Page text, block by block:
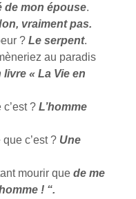
de mon épouse.
vraiment pas.
? Le serpent.
au paradis
livre « La Vie en
? L’homme
que c’est ? Une
mourir que de me
! “.